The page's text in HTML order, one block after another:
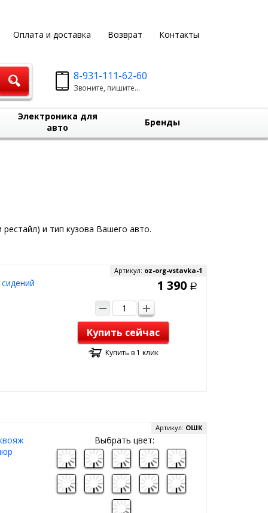
Оплата и доставка Возврат Контакты
8-931-111-62-60
Звоните, пишите...
Электроника для
авто
Бренды
и тип кузова Вашего авто.
Артикул: oz-org-vstavka-1
1 390 Р
Купить сейчас
Купить в 1 клик
Артикул: ОШК
Выбрать цвет: